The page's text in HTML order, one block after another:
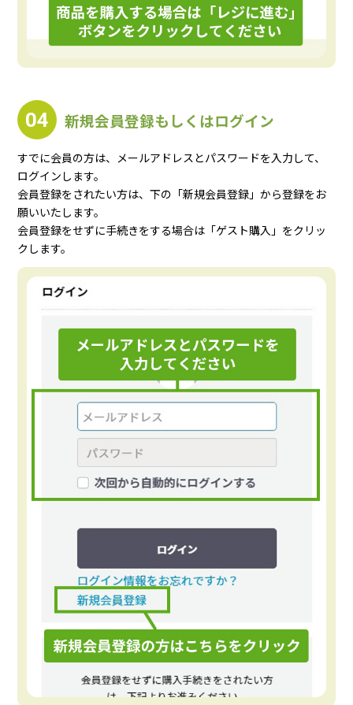
04 新規会員登録もしくはログイン
すでに会員の方は、メールアドレスとパスワードを入力して、
ログインします。
会員登録をされたい方は、下の「新規会員登録」から登録をお
願いいたします。
会員登録をせずに手続きをする場合は「ゲスト購入」をクリッ
クします。